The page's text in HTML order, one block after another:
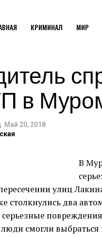
КРИМИНАЛ МИР
в
Май 20, 2018
В
улиц
столкнулись два
смогли выбраться